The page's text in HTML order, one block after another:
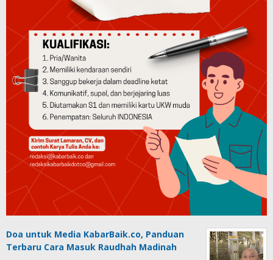
Doa untuk Media KabarBaik.co, Panduan
Terbaru Cara Masuk Raudhah Madinah